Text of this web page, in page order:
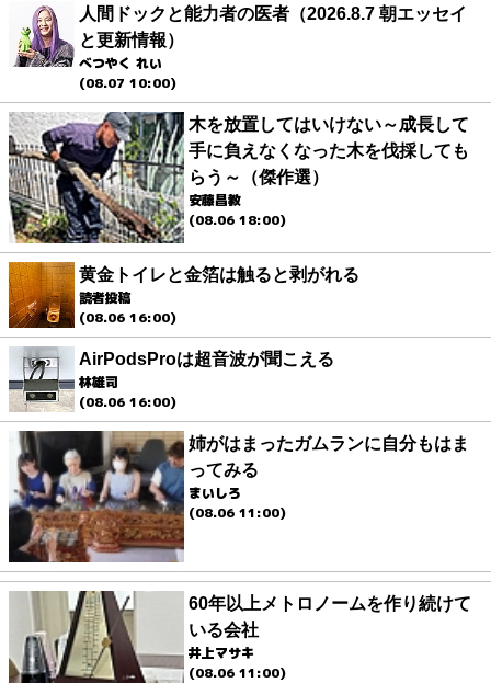
人間ドックと能力者の医者（2026.8.7 朝エッセイ
と更新情報）
べつやく れい
(08.07 10:00)
木を放置してはいけない～成長して
手に負えなくなった木を伐採しても
らう～（傑作選）
安藤昌教
(08.06 18:00)
黄金トイレと金箔は触ると剥がれる
読者投稿
(08.06 16:00)
AirPodsProは超音波が聞こえる
林雄司
(08.06 16:00)
姉がはまったガムランに自分もはま
ってみる
まいしろ
(08.06 11:00)
60年以上メトロノームを作り続けて
いる会社
井上マサキ
(08.06 11:00)